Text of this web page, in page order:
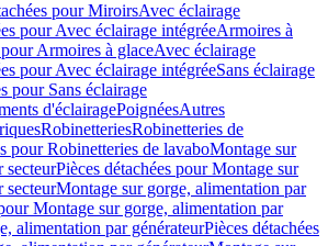
pour MiroirsAvec éclairage
pour Avec éclairage intégréeArmoires à
Armoires à glaceAvec éclairage
pour Avec éclairage intégréeSans éclairage
pour Sans éclairage
d'éclairagePoignéesAutres
RobinetteriesRobinetteries de
pour Robinetteries de lavaboMontage sur
secteurPièces détachées pour Montage sur
secteurMontage sur gorge, alimentation par
Montage sur gorge, alimentation par
alimentation par générateurPièces détachées